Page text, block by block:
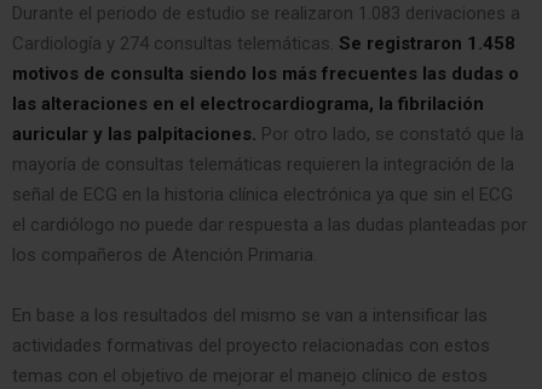
Durante el periodo de estudio se realizaron 1.083 derivaciones a
Cardiología y 274 consultas telemáticas. Se registraron 1.458
motivos de consulta siendo los más frecuentes las dudas o
las alteraciones en el electrocardiograma, la fibrilación
auricular y las palpitaciones. Por otro lado, se constató que la
mayoría de consultas telemáticas requieren la integración de la
señal de ECG en la historia clínica electrónica ya que sin el ECG
el cardiólogo no puede dar respuesta a las dudas planteadas por
los compañeros de Atención Primaria.
En base a los resultados del mismo se van a intensificar las
actividades formativas del proyecto relacionadas con estos
temas con el objetivo de mejorar el manejo clínico de estos